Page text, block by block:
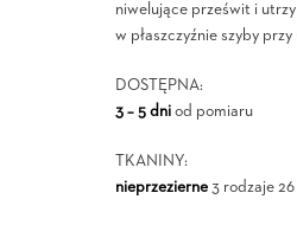
niwelujące prześwit i
w płaszczyźnie szyby przy
DOSTĘPNA:
3 – 5 dniod pomiaru
TKANINY:
nieprzezierne3 rodzaje 26